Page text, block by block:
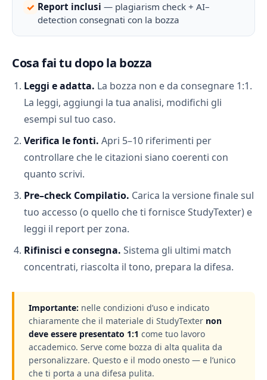
✓ Report inclusi — plagiarism check + AI–
detection consegnati con la bozza
Cosa fai tu dopo la bozza
Leggi e adatta. La bozza non e da consegnare 1:1.
La leggi, aggiungi la tua analisi, modifichi gli
esempi sul tuo caso.
Verifica le fonti. Apri 5–10 riferimenti per
controllare che le citazioni siano coerenti con
quanto scrivi.
Pre–check Compilatio. Carica la versione finale sul
tuo accesso (o quello che ti fornisce StudyTexter) e
leggi il report per zona.
Rifinisci e consegna. Sistema gli ultimi match
concentrati, riascolta il tono, prepara la difesa.
Importante: nelle condizioni d’uso e indicato
chiaramente che il materiale di StudyTexter non
deve essere presentato 1:1 come tuo lavoro
accademico. Serve come bozza di alta qualita da
personalizzare. Questo e il modo onesto — e l’unico
che ti porta a una difesa pulita.